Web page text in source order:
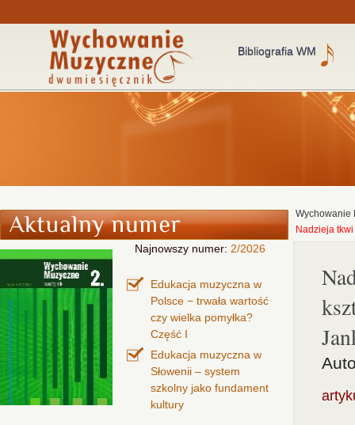
Bibliografia WM
Najnowszy numer: 2/2026
Edukacja muzyczna w
Polsce − trwała wartość
czy wielka pomyłka?
Część I
Edukacja muzyczna w
Słowenii – system
szkolny jako fundament
kultury
Wychowanie
Nadzieja